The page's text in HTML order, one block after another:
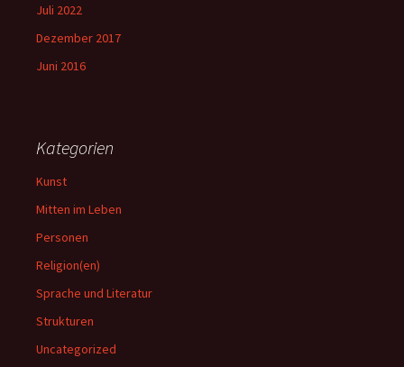
Juli 2022
Dezember 2017
Juni 2016
Kategorien
Kunst
Mitten im Leben
Personen
Religion(en)
Sprache und Literatur
Strukturen
Uncategorized